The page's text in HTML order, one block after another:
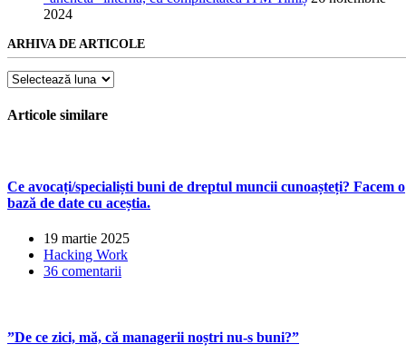
2024
ARHIVA DE ARTICOLE
Arhiva
articole
Articole similare
Ce avocați/specialiști buni de dreptul muncii cunoașteți? Facem o
bază de date cu aceștia.
19 martie 2025
Hacking Work
36 comentarii
”De ce zici, mă, că managerii noștri nu-s buni?”